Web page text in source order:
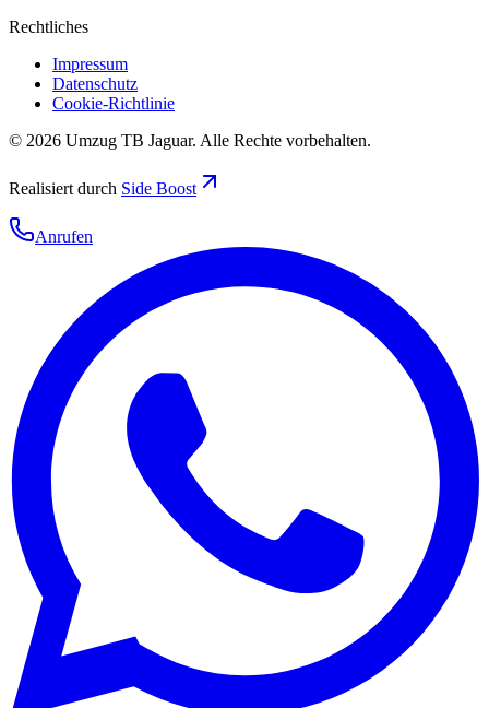
Rechtliches
Impressum
Datenschutz
Cookie-Richtlinie
© 2026 Umzug TB Jaguar. Alle Rechte vorbehalten.
Realisiert durch Side Boost
Anrufen